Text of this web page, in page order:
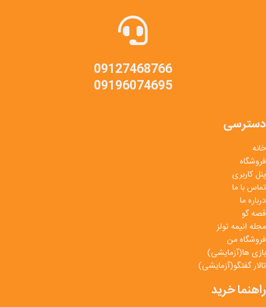
09127468766
09196074695
دسترسی
خانه
فروشگاه
پنل کاربری
تماس با ما
درباره ما
قصه گو
مجله انیمه تولز
فروشگاه من
بازی ها(آزمایشی)
تالار گفتگو(آزمایشی)
راهنما خرید